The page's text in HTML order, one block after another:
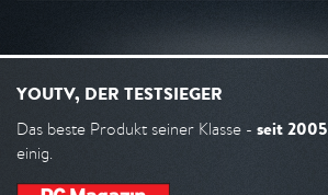
YOUTV, DER TESTSIEGER
Das beste Produkt seiner Klasse - seit 2005
einig.